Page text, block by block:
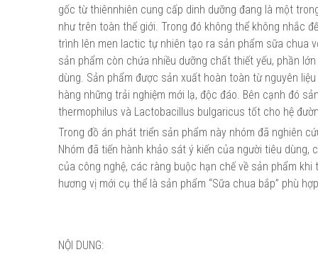
gốc từ thiênnhiên cung cấp dinh dưỡng đang là một
như trên toàn thế giới. Trong đó không thể không nhắc
trình lên men lactic tự nhiên tạo ra sản phẩm sữa chua
sản phẩm còn chứa nhiều dưỡng chất thiết yếu, phần
dùng. Sản phẩm được sản xuất hoàn toàn từ nguyên
hàng những trải nghiệm mới lạ, độc đáo. Bên cạnh đó
thermophilus và Lactobacillus bulgaricus tốt cho hệ
Trong đồ án phát triển sản phẩm này nhóm đã nghiên
Nhóm đã tiến hành khảo sát ý kiến của người tiêu
của công nghệ, các ràng buộc hạn chế về sản phẩm
hương vị mới cụ thể là sản phẩm “Sữa chua bắp” phù
NỘI DUNG: